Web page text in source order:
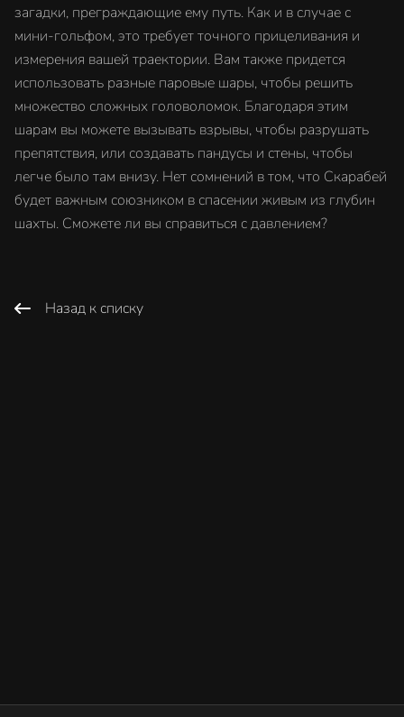
загадки, преграждающие ему путь. Как и в случае с
мини-гольфом, это требует точного прицеливания и
измерения вашей траектории. Вам также придется
использовать разные паровые шары, чтобы решить
множество сложных головоломок. Благодаря этим
шарам вы можете вызывать взрывы, чтобы разрушать
препятствия, или создавать пандусы и стены, чтобы
легче было там внизу. Нет сомнений в том, что Скарабей
будет важным союзником в спасении живым из глубин
шахты. Сможете ли вы справиться с давлением?
Назад к списку